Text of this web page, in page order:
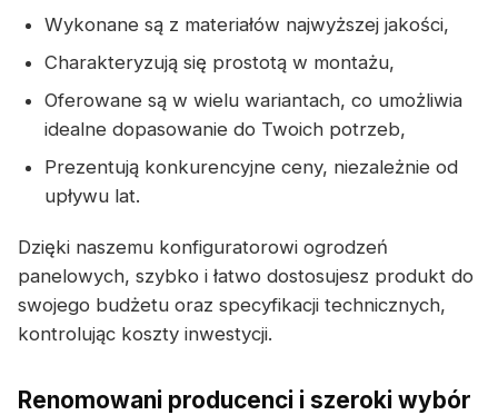
Wykonane są z materiałów najwyższej jakości,
Charakteryzują się prostotą w montażu,
Oferowane są w wielu wariantach, co umożliwia
idealne dopasowanie do Twoich potrzeb,
Prezentują konkurencyjne ceny, niezależnie od
upływu lat.
Dzięki naszemu konfiguratorowi ogrodzeń
panelowych, szybko i łatwo dostosujesz produkt do
swojego budżetu oraz specyfikacji technicznych,
kontrolując koszty inwestycji.
Renomowani producenci i szeroki wybór